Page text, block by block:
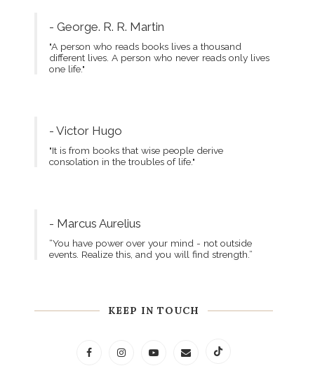
- George. R. R. Martin
"A person who reads books lives a thousand
different lives. A person who never reads only lives
one life."
- Victor Hugo
"It is from books that wise people derive
consolation in the troubles of life."
- Marcus Aurelius
“You have power over your mind - not outside
events. Realize this, and you will find strength.”
KEEP IN TOUCH